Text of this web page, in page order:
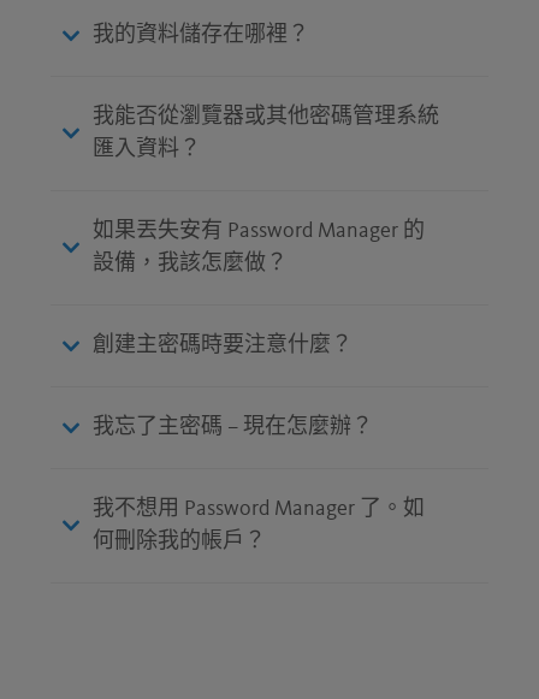
我的資料儲存在哪裡？
我能否從瀏覽器或其他密碼管理系統
匯入資料？
如果丟失安有 Password Manager 的
設備，我該怎麼做？
創建主密碼時要注意什麼？
我忘了主密碼 – 現在怎麼辦？
我不想用 Password Manager 了。如
何刪除我的帳戶？